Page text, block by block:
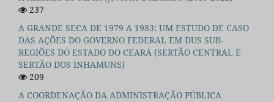
237
A GRANDE SECA DE 1979 A 1983: UM ESTUDO DE CASO
DAS AÇÕES DO GOVERNO FEDERAL EM DUS SUB-
REGIÕES DO ESTADO DO CEARÁ (SERTÃO CENTRAL E
SERTÃO DOS INHAMUNS)
209
A COORDENAÇÃO DA ADMINISTRAÇÃO PÚBLICA